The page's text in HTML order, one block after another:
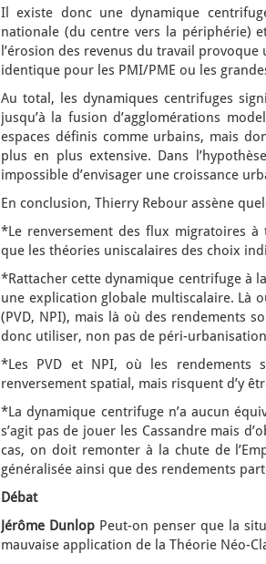
Il existe donc une dynamique
nationale (du centre vers la périphérie)
l’érosion des revenus du travail
identique pour les PMI/PME ou les
Au total, les dynamiques centrifuges
jusqu’à la fusion d’agglomérations
espaces définis comme urbains, mais
plus en plus extensive. Dans
impossible d’envisager une croissance
En conclusion, Thierry Rebour assène
*Le renversement des flux migratoires à
que les théories uniscalaires des choix
*Rattacher cette dynamique centrifuge à
une explication globale multiscalaire. Là
(PVD, NPI), mais là où des rendements
donc utiliser, non pas de péri-
*Les PVD et NPI, où les rendements
renversement spatial, mais risquent d’y
*La dynamique centrifuge n’a aucun
s’agit pas de jouer les Cassandre mais
cas, on doit remonter à la chute de
généralisée ainsi que des rendements
Débat
Jérôme Dunlop Peut-on penser que la
mauvaise application de la Théorie Néo-